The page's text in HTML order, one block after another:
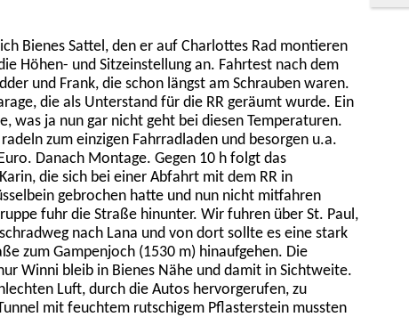
Bienes Sattel, den er auf Charlottes Rad montieren
Höhen- und Sitzeinstellung an. Fahrtest nach dem
und Frank, die schon längst am Schrauben waren.
die als Unterstand für die RR geräumt wurde. Ein
was ja nun gar nicht geht bei diesen Temperaturen.
zum einzigen Fahrradladen und besorgen u.a.
Danach Montage. Gegen 10 h folgt das
die sich bei einer Abfahrt mit dem RR in
gebrochen hatte und nun nicht mitfahren
fuhr die Straße hinunter. Wir fuhren über St. Paul,
nach Lana und von dort sollte es eine stark
zum Gampenjoch (1530 m) hinaufgehen. Die
Winni bleib in Bienes Nähe und damit in Sichtweite.
Luft, durch die Autos hervorgerufen, zu
mit feuchtem rutschigem Pflasterstein mussten